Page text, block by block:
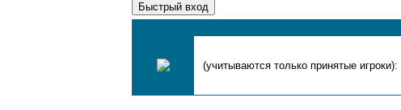
(учитываются только принятые игроки):